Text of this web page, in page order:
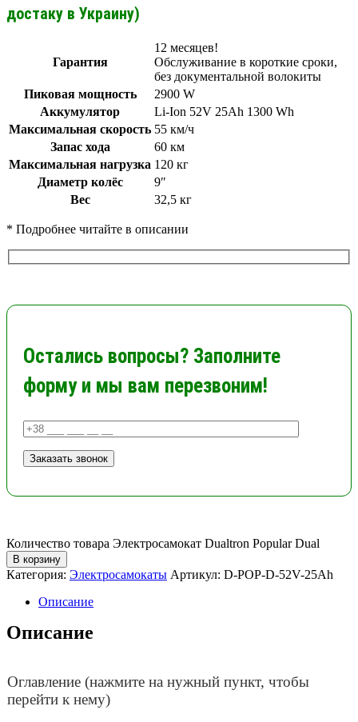
достаку в Украину)
Гарантия
12 месяцев!
Обслуживание в короткие сроки,
без документальной волокиты
Пиковая мощность
2900 W
Аккумулятор
Li-Ion 52V 25Ah 1300 Wh
Максимальная скорость 55 км/ч
Запас хода
60 км
Максимальная нагрузка 120 кг
Диаметр колёс
9″
Вес
32,5 кг
* Подробнее читайте в описании
Остались вопросы? Заполните
форму и мы вам перезвоним!
Количество товара Электросамокат Dualtron Popular Dual
В корзину
Категория: Электросамокаты Артикул: D-POP-D-52V-25Ah
Описание
Описание
Оглавление (нажмите на нужный пункт, чтобы
перейти к нему)